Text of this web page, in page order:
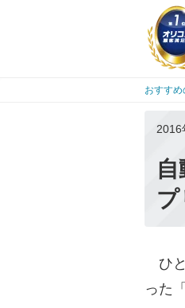
おすす
2016
ひと
った